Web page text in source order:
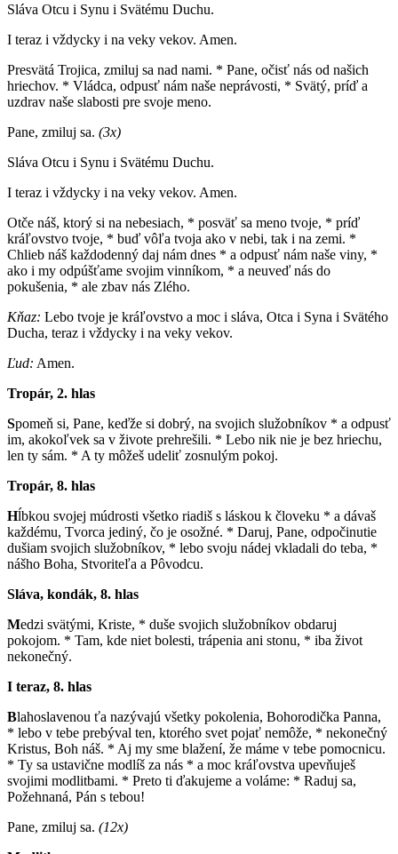
Sláva Otcu i Synu i Svätému Duchu.
I teraz i vždycky i na veky vekov. Amen.
Presvätá Trojica, zmiluj sa nad nami. * Pane, očisť nás od našich
hriechov. * Vládca, odpusť nám naše neprávosti, * Svätý, príď a
uzdrav naše slabosti pre svoje meno.
Pane, zmiluj sa. (3x)
Sláva Otcu i Synu i Svätému Duchu.
I teraz i vždycky i na veky vekov. Amen.
Otče náš, ktorý si na nebesiach, * posväť sa meno tvoje, * príď
kráľovstvo tvoje, * buď vôľa tvoja ako v nebi, tak i na zemi. *
Chlieb náš každodenný daj nám dnes * a odpusť nám naše viny, *
ako i my odpúšťame svojim vinníkom, * a neuveď nás do
pokušenia, * ale zbav nás Zlého.
Kňaz: Lebo tvoje je kráľovstvo a moc i sláva, Otca i Syna i Svätého
Ducha, teraz i vždycky i na veky vekov.
Ľud: Amen.
Tropár, 2. hlas
Spomeň si, Pane, keďže si dobrý, na svojich služobníkov * a odpusť
im, akokoľvek sa v živote prehrešili. * Lebo nik nie je bez hriechu,
len ty sám. * A ty môžeš udeliť zosnulým pokoj.
Tropár, 8. hlas
Hĺbkou svojej múdrosti všetko riadiš s láskou k človeku * a dávaš
každému, Tvorca jediný, čo je osožné. * Daruj, Pane, odpočinutie
dušiam svojich služobníkov, * lebo svoju nádej vkladali do teba, *
nášho Boha, Stvoriteľa a Pôvodcu.
Sláva, kondák, 8. hlas
Medzi svätými, Kriste, * duše svojich služobníkov obdaruj
pokojom. * Tam, kde niet bolesti, trápenia ani stonu, * iba život
nekonečný.
I teraz, 8. hlas
Blahoslavenou ťa nazývajú všetky pokolenia, Bohorodička Panna,
* lebo v tebe prebýval ten, ktorého svet pojať nemôže, * nekonečný
Kristus, Boh náš. * Aj my sme blažení, že máme v tebe pomocnicu.
* Ty sa ustavične modlíš za nás * a moc kráľovstva upevňuješ
svojimi modlitbami. * Preto ti ďakujeme a voláme: * Raduj sa,
Požehnaná, Pán s tebou!
Pane, zmiluj sa. (12x)